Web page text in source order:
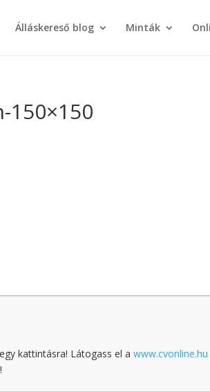
Álláskereső blog Minták
150×150
kattintásra! Látogass el awww.cvonline.hu